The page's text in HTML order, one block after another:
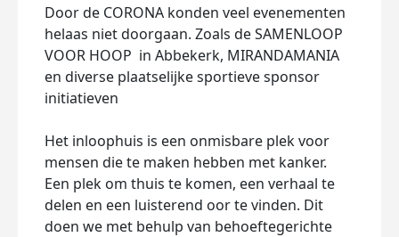
Door de CORONA konden veel evenementen
helaas niet doorgaan. Zoals de SAMENLOOP
VOOR HOOP in Abbekerk, MIRANDAMANIA
en diverse plaatselijke sportieve sponsor
initiatieven
Het inloophuis is een onmisbare plek voor
mensen die te maken hebben met kanker.
Een plek om thuis te komen, een verhaal te
delen en een luisterend oor te vinden. Dit
doen we met behulp van behoeftegerichte